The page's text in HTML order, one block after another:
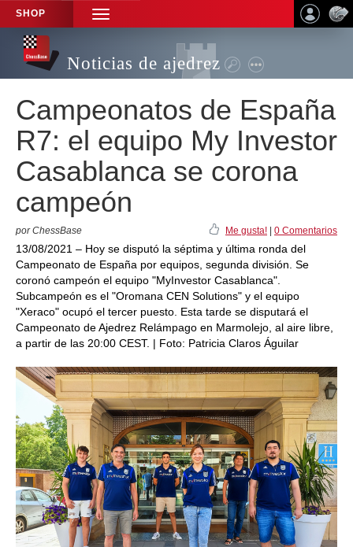
SHOP
TOGGLE
NAVIGATION
Noticias de ajedrez
Campeonatos de España
R7: el equipo My Investor
Casablanca se corona
campeón
por ChessBase Me gusta! 0 Comentarios
13/08/2021 – Hoy se disputó la séptima y última ronda del
Campeonato de España por equipos, segunda división. Se
coronó campeón el equipo "MyInvestor Casablanca".
Subcampeón es el "Oromana CEN Solutions" y el equipo
"Xeraco" ocupó el tercer puesto. Esta tarde se disputará el
Campeonato de Ajedrez Relámpago en Marmolejo, al aire libre,
a partir de las 20:00 CEST. | Foto: Patricia Claros Águilar